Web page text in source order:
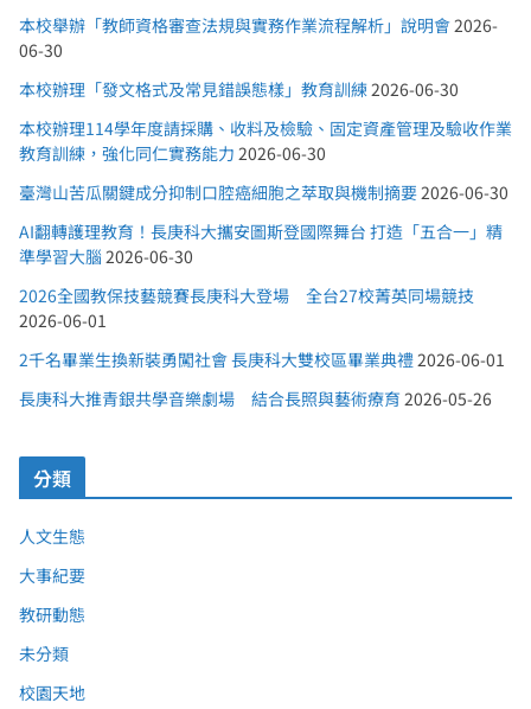
本校舉辦「教師資格審查法規與實務作業流程解析」說明會2026-
06-30
本校辦理「發文格式及常見錯誤態樣」教育訓練2026-06-30
本校辦理114學年度請採購、收料及檢驗、固定資產管理及驗收作業
教育訓練，強化同仁實務能力 2026-06-30
臺灣山苦瓜關鍵成分抑制口腔癌細胞之萃取與機制摘要2026-06-30
AI翻轉護理教育！長庚科大攜安圖斯登國際舞台 打造「五合一」精
準學習大腦 2026-06-30
2026全國教保技藝競賽長庚科大登場 全台27校菁英同場競技
2026-06-01
2千名畢業生換新裝勇闖社會 長庚科大雙校區畢業典禮2026-06-01
長庚科大推青銀共學音樂劇場 結合長照與藝術療育 2026-05-26
分類
人文生態
大事紀要
教研動態
未分類
校園天地